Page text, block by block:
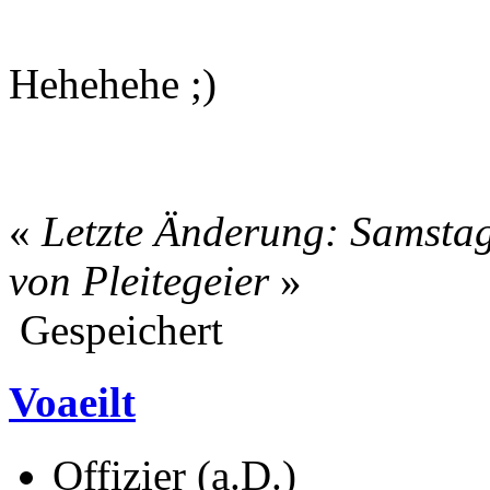
Hehehehe ;)
« Letzte Änderung:
von Pleitegeier»
Gespeichert
Voaeilt
Offizier (a.D.)